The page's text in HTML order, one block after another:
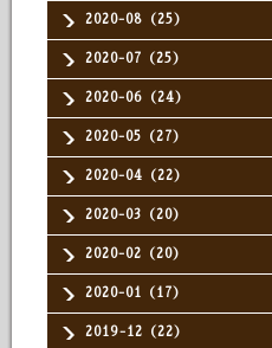
2020-08（25）
2020-07（25）
2020-06（24）
2020-05（27）
2020-04（22）
2020-03（20）
2020-02（20）
2020-01（17）
2019-12（22）